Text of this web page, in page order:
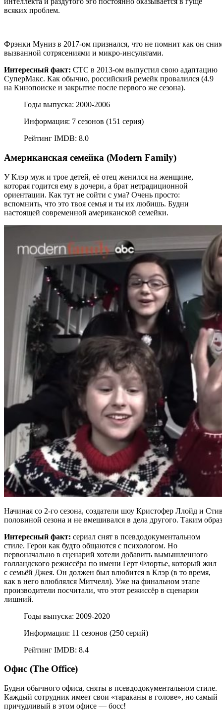
всяких проблем.
Фрэнки Муниз в 2017-ом признался, что не помнит как он
вызванной сотрясениями и микро-инсультами.
Интересный факт: СТС в 2013-ом выпустил свою адаптацию
СуперМакс. Как обычно, российский ремейк провалился (4.9
на Кинопоиске и закрытие после первого же сезона).
Годы выпуска: 2000-2006
Информация: 7 сезонов (151 серия)
Рейтинг IMDB: 8.0
Американская семейка (Modern Family)
У Клэр муж и трое детей, её отец женился на женщине,
которая годится ему в дочери, а брат нетрадиционной
ориентации. Как тут не сойти с ума? Очень просто:
вспомнить, что это твоя семья и ты их любишь. Будни
настоящей современной американской семейки.
Начиная со 2-го сезона, создатели шоу Кристофер Ллойд и
половиной сезона и не вмешивался в дела другого. Таким
Интересный факт: сериал снят в псевдодокументальном
стиле. Герои как будто общаются с психологом. Но
первоначально в сценарий хотели добавить вымышленного
голландского режиссёра по имени Герт Флортье, который жил
с семьёй Джея. Он должен был влюбится в Клэр (в то время,
как в него влюблялся Митчелл). Уже на финальном этапе
производители посчитали, что этот режиссёр в сценарии
лишний.
Годы выпуска: 2009-2020
Информация: 11 сезонов (250 серий)
Рейтинг IMDB: 8.4
Офис (The Office)
Будни обычного офиса, сняты в псевдодокументальном стиле.
Каждый сотрудник имеет свои «тараканы в голове», но самый
причудливый в этом офисе — босс!